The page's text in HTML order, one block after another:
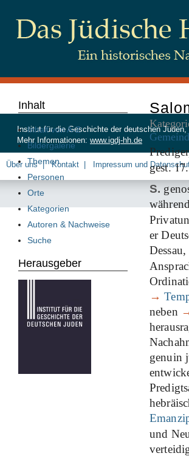
gest.17.
S.
er
→
neben
genuin
und
Inhalt
Inhalt von A-Z
Bildergalerie
Themen
Personen
Orte
Kategorien
Autoren & Nachweise
Suche
Herausgeber
Institut für die Geschichte der deutschen
Mehr Informationen: www.igdj-hh.de
Über uns Kontakt Impressum und